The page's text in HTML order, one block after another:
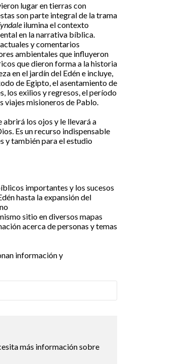
lugar en tierras con
son parte integral de la trama
ilumina el contexto
en la narrativa bíblica.
y comentarios
ambientales que influyeron
que dieron forma a la historia
en el jardín del Edén e incluye,
de Egipto, el asentamiento de
los exilios y regresos, el período
viajes misioneros de Pablo.
abrirá los ojos y le llevará a
Es un recurso indispensable
y también para el estudio
importantes y los sucesos
hasta la expansión del
sitio en diversos mapas
acerca de personas y temas
información y
más información sobre